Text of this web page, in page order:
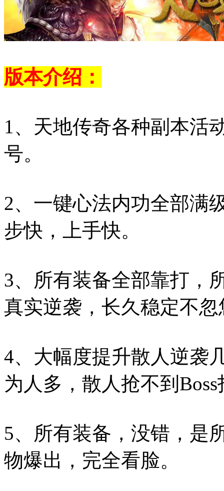
版本介绍：
1、天地传奇各种副本活
号。
2、一键心法内功全部满
步快，上手快。
3、所有装备全部靠打，
真实逆袭，长久稳定不忽
4、大幅度提升散人逆袭
为人多，散人抢不到Boss
5、所有装备，没错，是
物爆出，完全看脸。